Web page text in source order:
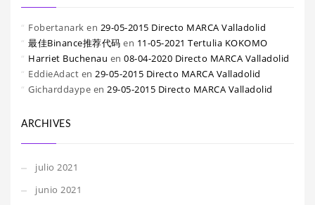
Fobertanark en 29-05-2015 Directo MARCA Valladolid
最佳Binance推荐代码 en 11-05-2021 Tertulia KOKOMO
Harriet Buchenau en 08-04-2020 Directo MARCA Valladolid
EddieAdact en 29-05-2015 Directo MARCA Valladolid
Gicharddaype en 29-05-2015 Directo MARCA Valladolid
ARCHIVES
julio 2021
junio 2021